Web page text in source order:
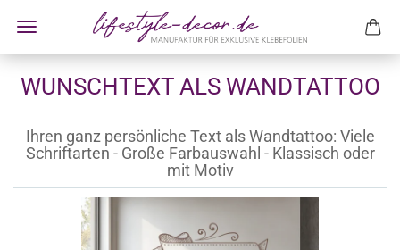
WUNSCHTEXT ALS WANDTATTOO
Ihren ganz persönliche Text als Wandtattoo: Viele
Schriftarten - Große Farbauswahl - Klassisch oder
mit Motiv